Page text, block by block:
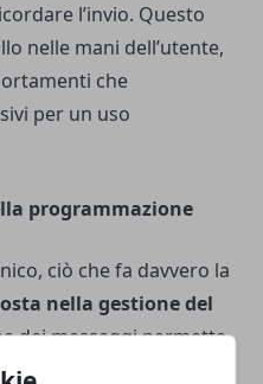
l’invio. Questo
nelle mani dell’utente,
che
per un uso
programmazione
ciò che fa davvero la
nella gestione del
dei messaggi permette
improvvisate o